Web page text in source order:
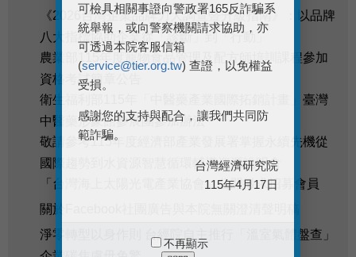
可檢具相關事證向警政署165反詐騙系
統舉報，或向警察機關請求協助，亦
可透過本院客服信箱
(service@tier.org.tw) 查證，以免權益
受損。
感謝您的支持與配合，讓我們共同防
範詐騙。
台灣經濟研究院
115年4月17日
不再顯示
《2026台灣企業品牌力大調查暨升級指南》：以品牌
八大指標協助企業從「診斷」到「行動」
農業部115年度寵物食品管理及配方師培訓課程參加
資格考試簡章公告
衛生福利部115年「中醫藥產業國際拓銷計畫」臺灣
中醫藥形象館參展團參加辦法
敬請參考115年度經濟部產業發展署掌握永續先機從
國際趨勢到水資源智慧循環輔導資源說明會
「台灣海上太陽光電產業協會」公開徵求招募會員
關於Facebook社團廣告與本院無關澄清聲明稿
淨零轉型以身作則 台經院自主推行「溫室氣體盤查」